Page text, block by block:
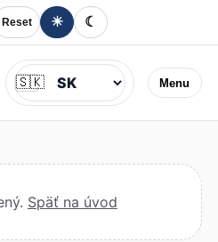
Reset ☀ ☾
Menu
Jazyk
🇸🇰
Späť na úvod